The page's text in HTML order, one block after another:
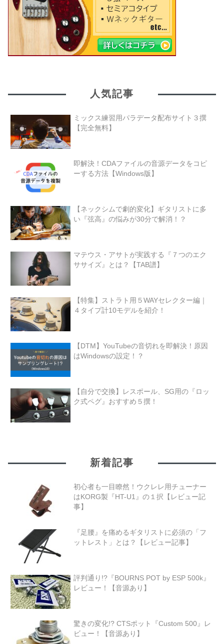
人気記事
ミックス練習用パラデータ配布サイト３撰
【完全無料】
即解決！CDAファイルの音源データをコピ
ーする方法【Windows版】
【ネックシムで劇的変化】ギタリストに多
い『弦高』の悩みが30分で解消！？
マテウス・アサトが実践する『７つのエク
ササイズ』とは？【TAB譜】
【特集】ストラト用５WAYセレクター編｜
４タイプ計10モデルを紹介！
【DTM】YouTubeの音切れを即解決！原因
はWindowsの設定！？
【自分で交換】レスポール、SG用の『ロッ
ク式ペグ』おすすめ５撰！
新着記事
初心者も一目瞭然！ウクレレ用チューナー
はKORG製『HT-U1』の１択【レビュー記
事】
『足腰』を痛めるギタリストに必須の「フ
ットレスト」とは？【レビュー記事】
評判通り!?『BOURNS POT by ESP 500k』
レビュー！【音源あり】
驚きの変化!? CTSポット『Custom 500』レ
ビュー！【音源あり】